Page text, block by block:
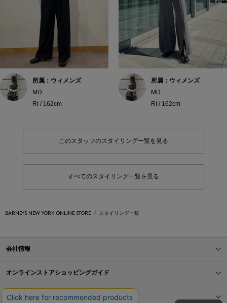
所属：ウィメンズ
MD
RI / 162cm
所属：ウィメンズ
MD
RI / 162cm
このスタッフのスタイリング一覧を見る
すべてのスタイリング一覧を見る
BARNEYS NEW YORK ONLINE STORE スタイリング一覧
会社情報
オンラインストアショッピングガイド
店舗情報